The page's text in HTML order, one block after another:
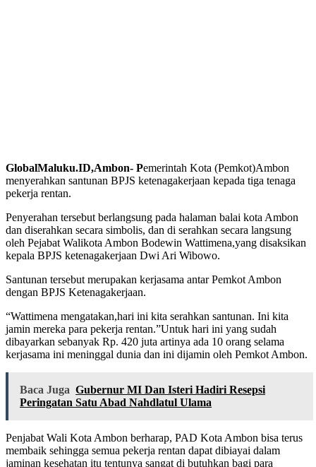
GlobalMaluku.ID,Ambon- Pemerintah Kota (Pemkot)Ambon
menyerahkan santunan BPJS ketenagakerjaan kepada tiga tenaga
pekerja rentan.
Penyerahan tersebut berlangsung pada halaman balai kota Ambon
dan diserahkan secara simbolis, dan di serahkan secara langsung
oleh Pejabat Walikota Ambon Bodewin Wattimena,yang disaksikan
kepala BPJS ketenagakerjaan Dwi Ari Wibowo.
Santunan tersebut merupakan kerjasama antar Pemkot Ambon
dengan BPJS Ketenagakerjaan.
“Wattimena mengatakan,hari ini kita serahkan santunan. Ini kita
jamin mereka para pekerja rentan.”Untuk hari ini yang sudah
dibayarkan sebanyak Rp. 420 juta artinya ada 10 orang selama
kerjasama ini meninggal dunia dan ini dijamin oleh Pemkot Ambon.
Baca Juga Gubernur MI Dan Isteri Hadiri Resepsi
Peringatan Satu Abad Nahdlatul Ulama
Penjabat Wali Kota Ambon berharap, PAD Kota Ambon bisa terus
membaik sehingga semua pekerja rentan dapat dibiayai dalam
jaminan kesehatan itu tentunya sangat di butuhkan bagi para